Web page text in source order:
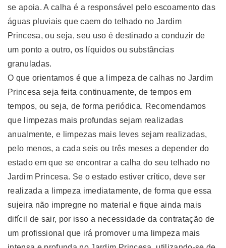
se apoia. A calha é a responsável pelo escoamento das
águas pluviais que caem do telhado no Jardim
Princesa, ou seja, seu uso é destinado a conduzir de
um ponto a outro, os líquidos ou substâncias
granuladas.
O que orientamos é que a limpeza de calhas no Jardim
Princesa seja feita continuamente, de tempos em
tempos, ou seja, de forma periódica. Recomendamos
que limpezas mais profundas sejam realizadas
anualmente, e limpezas mais leves sejam realizadas,
pelo menos, a cada seis ou três meses a depender do
estado em que se encontrar a calha do seu telhado no
Jardim Princesa. Se o estado estiver crítico, deve ser
realizada a limpeza imediatamente, de forma que essa
sujeira não impregne no material e fique ainda mais
difícil de sair, por isso a necessidade da contratação de
um profissional que irá promover uma limpeza mais